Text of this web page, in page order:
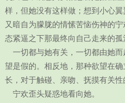
样，但她没有这样做；想到小心
又暗自为朦胧的情愫苦恼伤神的
态紧逼之下那最终向自己走来的孤
一切都与她有关，一切都由她而
望是假的。相反地，那种欲望在
长，对于触碰、亲吻、抚摸有关性
宁欢歪头疑惑地看向她。